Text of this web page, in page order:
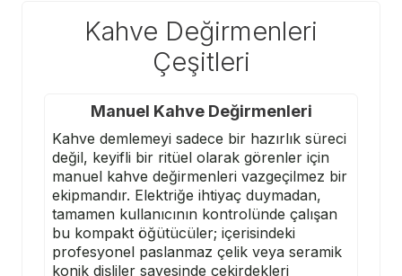
Kahve Değirmenleri
Çeşitleri
Manuel Kahve Değirmenleri
Kahve demlemeyi sadece bir hazırlık süreci
değil, keyifli bir ritüel olarak görenler için
manuel kahve değirmenleri vazgeçilmez bir
ekipmandır. Elektriğe ihtiyaç duymadan,
tamamen kullanıcının kontrolünde çalışan
bu kompakt öğütücüler; içerisindeki
profesyonel paslanmaz çelik veya seramik
konik dişliler sayesinde çekirdekleri